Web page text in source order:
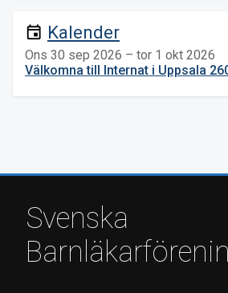
event Kalender
Ons 30 sep 2026 – tor 1 okt 2026
Välkomna till Internat i Uppsala
Svenska